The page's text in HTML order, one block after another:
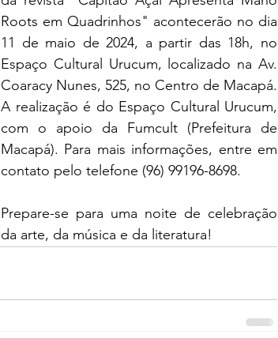
Roots em Quadrinhos" acontecerão no dia
11 de maio de 2024, a partir das 18h, no
Espaço Cultural Urucum, localizado na Av.
Coaracy Nunes, 525, no Centro de Macapá.
A realização é do Espaço Cultural Urucum,
com o apoio da Fumcult (Prefeitura de
Macapá). Para mais informações, entre em
contato pelo telefone (96) 99196-8698.
Prepare-se para uma noite de celebração
da arte, da música e da literatura!